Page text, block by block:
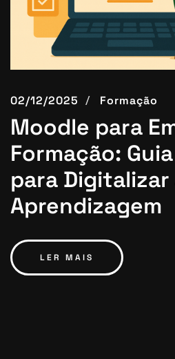
02/12/2025 Formação
Moodle para
Formação:
para Digitalizar
Aprendizagem
LER MAIS